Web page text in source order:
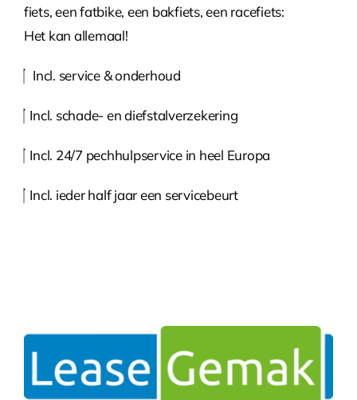
fiets, een fatbike, een bakfiets, een racefiets:
Het kan allemaal!
Incl. service & onderhoud
Incl. schade- en diefstalverzekering
Incl. 24/7 pechhulpservice in heel Europa
Incl. ieder half jaar een servicebeurt